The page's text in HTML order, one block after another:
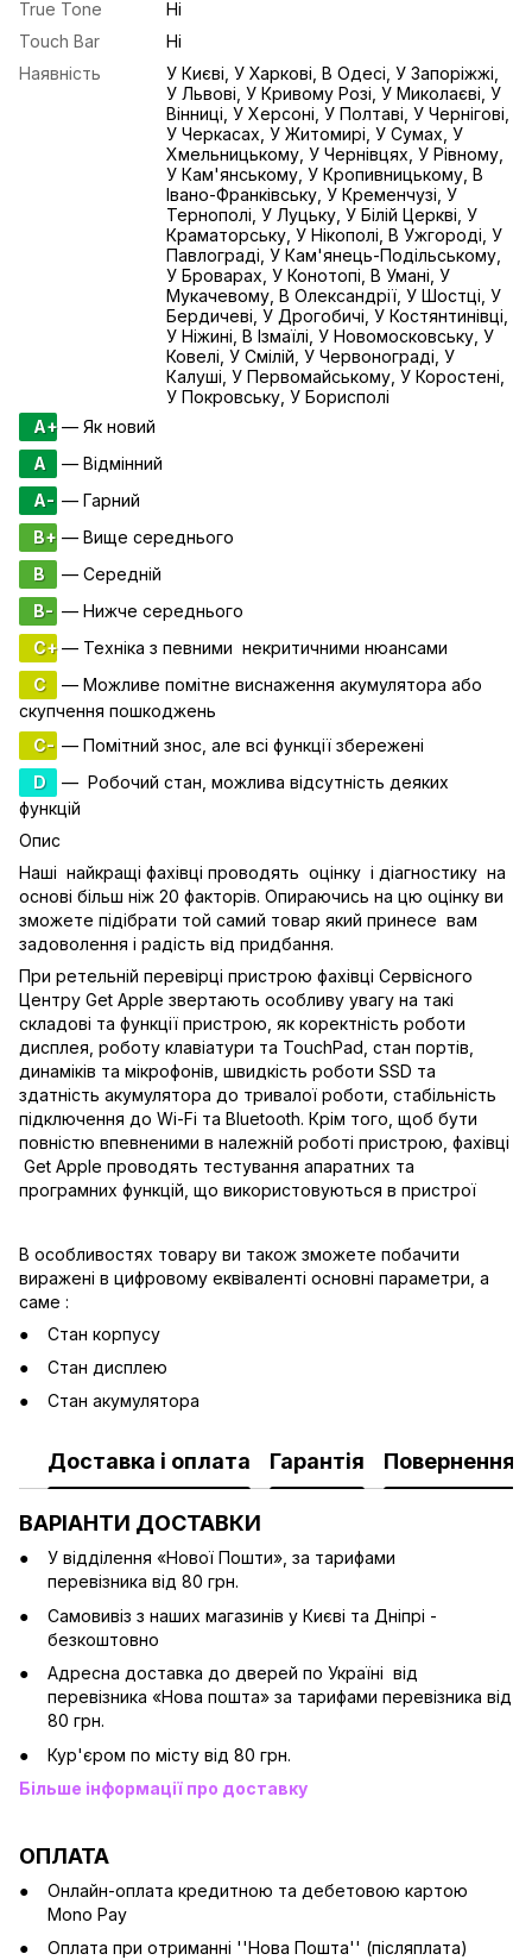
True Tone
Ні
Touch Bar
Ні
Наявність
У Києві, У Харкові, В Одесі, У Запоріжжі,
У Львові, У Кривому Розі, У Миколаєві, У
Вінниці, У Херсоні, У Полтаві, У Чернігові,
У Черкасах, У Житомирі, У Сумах, У
Хмельницькому, У Чернівцях, У Рівному,
У Кам'янському, У Кропивницькому, В
Івано-Франківську, У Кременчузі, У
Тернополі, У Луцьку, У Білій Церкві, У
Краматорську, У Нікополі, В Ужгороді, У
Павлограді, У Кам'янець-Подільському,
У Броварах, У Конотопі, В Умані, У
Мукачевому, В Олександрії, У Шостці, У
Бердичеві, У Дрогобичі, У Костянтинівці,
У Ніжині, В Ізмаїлі, У Новомосковську, У
Ковелі, У Смілій, У Червонограді, У
Калуші, У Первомайському, У Коростені,
У Покровську, У Борисполі
A+— Як новий
A
— Відмінний
A- — Гарний
B+ — Вище середнього
B
— Середній
B- — Нижче середнього
C+— Техніка з певними некритичними нюансами
C
— Можливе помітне виснаження акумулятора або
скупчення пошкоджень
C- — Помітний знос, але всі функції збережені
D
— Робочий стан, можлива відсутність деяких
функцій
Опис
Наші найкращі фахівці проводять оцінку і діагностику на
основі більш ніж 20 факторів. Опираючись на цю оцінку ви
зможете підібрати той самий товар який принесе вам
задоволення і радість від придбання.
При ретельній перевірці пристрою фахівці Сервісного
Центру Get Apple звертають особливу увагу на такі
складові та функції пристрою, як коректність роботи
дисплея, роботу клавіатури та TouchPad, стан портів,
динаміків та мікрофонів, швидкість роботи SSD та
здатність акумулятора до тривалої роботи, стабільність
підключення до Wi-Fi та Bluetooth. Крім того, щоб бути
повністю впевненими в належній роботі пристрою, фахівці
Get Apple проводять тестування апаратних та
програмних функцій, що використовуються в пристрої
В особливостях товару ви також зможете побачити
виражені в цифровому еквіваленті основні параметри, а
саме :
Стан корпусу
Стан дисплею
Стан акумулятора
Доставка і оплата Гарантія Повернення
ВАРІАНТИ ДОСТАВКИ
У відділення «Нової Пошти», за тарифами
перевізника від 80 грн.
Cамовивіз з наших магазинів у Києві та Дніпрі -
безкоштовно
Адресна доставка до дверей по Україні від
перевізника «Нова пошта» за тарифами перевізника від
80 грн.
Кур'єром по місту від 80 грн.
Більше інформації про доставку
ОПЛАТА
Онлайн-оплата кредитною та дебетовою картою
Mono Pay
Оплата при отриманні ''Нова Пошта'' (післяплата)